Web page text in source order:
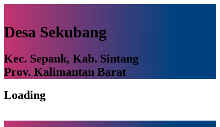
Desa Sekubang
Kec. Sepauk, Kab. Sintang
Prov. Kalimantan Barat
Loading